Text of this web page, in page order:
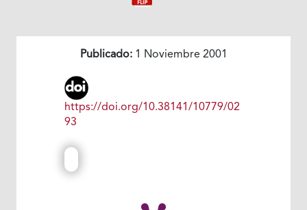
Publicado:1 Noviembre 2001
https://doi.org/10.38141/10779/02
93